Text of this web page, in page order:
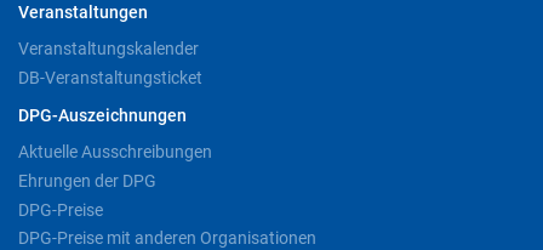
Veranstaltungen
Veranstaltungskalender
DB-Veranstaltungsticket
DPG-Auszeichnungen
Aktuelle Ausschreibungen
Ehrungen der DPG
DPG-Preise
DPG-Preise mit anderen Organisationen